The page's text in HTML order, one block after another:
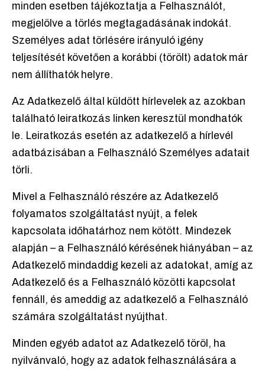
minden esetben tájékoztatja a Felhasználót,
megjelölve a törlés megtagadásának indokát.
Személyes adat törlésére irányuló igény
teljesítését követően a korábbi (törölt) adatok már
nem állíthatók helyre.
Az Adatkezelő által küldött hírlevelek az azokban
található leiratkozás linken keresztül mondhatók
le. Leiratkozás esetén az adatkezelő a hírlevél
adatbázisában a Felhasználó Személyes adatait
törli.
Mivel a Felhasználó részére az Adatkezelő
folyamatos szolgáltatást nyújt, a felek
kapcsolata időhatárhoz nem kötött. Mindezek
alapján – a Felhasználó kérésének hiányában – az
Adatkezelő mindaddig kezeli az adatokat, amíg az
Adatkezelő és a Felhasználó közötti kapcsolat
fennáll, és ameddig az adatkezelő a Felhasználó
számára szolgáltatást nyújthat.
Minden egyéb adatot az Adatkezelő töröl, ha
nyilvánvaló, hogy az adatok felhasználására a